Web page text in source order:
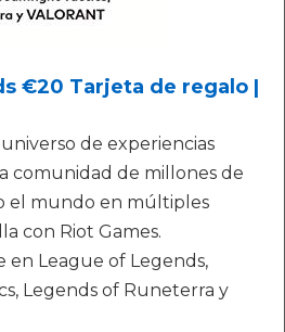
€20 Tarjeta de regalo |
de experiencias
comunidad de millones de
el mundo en múltiples
con Riot Games.
en League of Legends,
Legends of Runeterra y